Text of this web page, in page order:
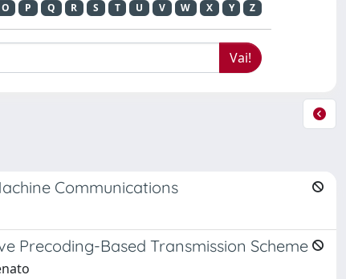
O P Q R S T U V W X Y Z
Communications
Precoding-Based Transmission Scheme